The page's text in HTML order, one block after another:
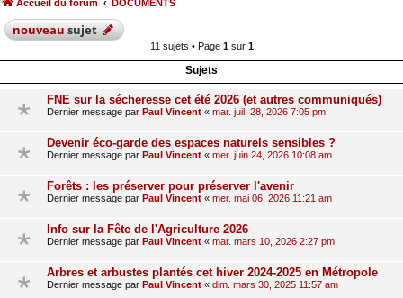
Accueil du forum DOCUMENTS
nouveausujet
11 sujets • Page 1sur 1
Sujets
FNE sur la sécheresse cet été 2026 (et autres communiqués)
Dernier message par Paul Vincent « mar. juil. 28, 2026 7:05 pm
Devenir éco-garde des espaces naturels sensibles ?
Dernier message par Paul Vincent « mer. juin 24, 2026 10:08 am
Forêts : les préserver pour préserver l'avenir
Dernier message par Paul Vincent « mer. mai 06, 2026 11:21 am
Info sur la Fête de l'Agriculture 2026
Dernier message par Paul Vincent « mar. mars 10, 2026 2:27 pm
Arbres et arbustes plantés cet hiver 2024-2025 en Métropole
Dernier message par Paul Vincent « dim. mars 30, 2025 11:57 am